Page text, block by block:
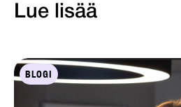
Lue lisää
BLOGI